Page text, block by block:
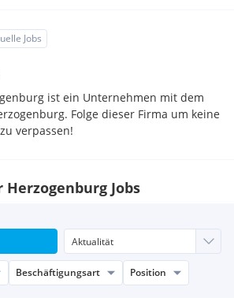
Jobs
ist ein Unternehmen mit dem
Folge dieser Firma um keine
verpassen!
Jobs
Beschäftigungsart Position